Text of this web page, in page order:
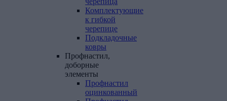
Комплектующие
к гибкой
черепице
Подкладочные
ковры
Профнастил,
доборные
элементы
Профнастил
оцинкованный